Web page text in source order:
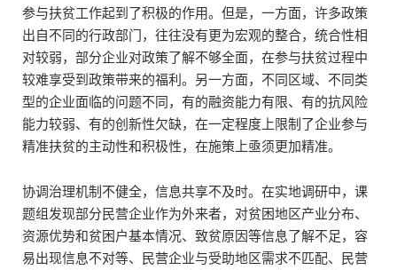
参与扶贫工作起到了积极的作用。但是，一方面，许多政策
出自不同的行政部门，往往没有更为宏观的整合，统合性相
对较弱，部分企业对政策了解不够全面，在参与扶贫过程中
较难享受到政策带来的福利。另一方面，不同区域、不同类
型的企业面临的问题不同，有的融资能力有限、有的抗风险
能力较弱、有的创新性欠缺，在一定程度上限制了企业参与
精准扶贫的主动性和积极性，在施策上亟须更加精准。
协调治理机制不健全，信息共享不及时。在实地调研中，课
题组发现部分民营企业作为外来者，对贫困地区产业分布、
资源优势和贫困户基本情况、致贫原因等信息了解不足，容
易出现信息不对等、民营企业与受助地区需求不匹配、民营